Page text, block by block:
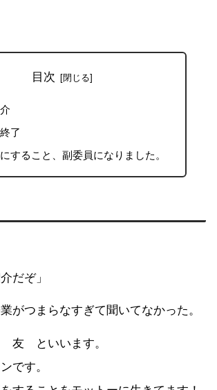
目次
了
すること、副委員になりました。
だぞ」
がつまらなすぎて聞いてなかった。
友 といいます。
です。